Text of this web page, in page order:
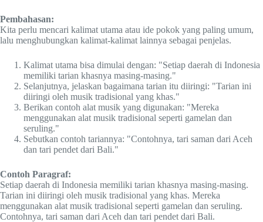
Pembahasan:
Kita perlu mencari kalimat utama atau ide pokok yang paling umum,
lalu menghubungkan kalimat-kalimat lainnya sebagai penjelas.
Kalimat utama bisa dimulai dengan: "Setiap daerah di Indonesia
memiliki tarian khasnya masing-masing."
Selanjutnya, jelaskan bagaimana tarian itu diiringi: "Tarian ini
diiringi oleh musik tradisional yang khas."
Berikan contoh alat musik yang digunakan: "Mereka
menggunakan alat musik tradisional seperti gamelan dan
seruling."
Sebutkan contoh tariannya: "Contohnya, tari saman dari Aceh
dan tari pendet dari Bali."
Contoh Paragraf:
Setiap daerah di Indonesia memiliki tarian khasnya masing-masing.
Tarian ini diiringi oleh musik tradisional yang khas. Mereka
menggunakan alat musik tradisional seperti gamelan dan seruling.
Contohnya, tari saman dari Aceh dan tari pendet dari Bali.